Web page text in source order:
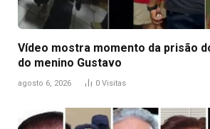
Vídeo mostra momento da prisão
do menino Gustavo
agosto 6, 2026 0 Visitas